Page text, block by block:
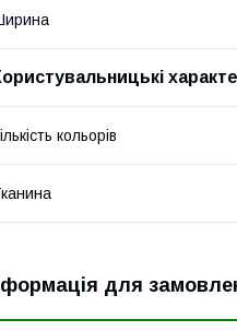
кольорів
для